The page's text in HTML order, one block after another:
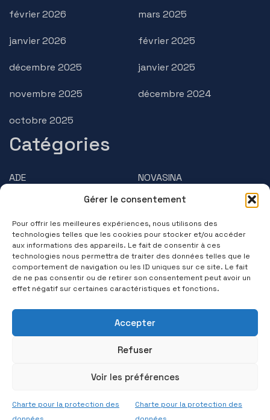
Gérer le consentement
Pour offrir les meilleures expériences, nous utilisons des
technologies telles que les cookies pour stocker et/ou accéder
aux informations des appareils. Le fait de consentir à ces
technologies nous permettra de traiter des données telles que le
comportement de navigation ou les ID uniques sur ce site. Le fait
de ne pas consentir ou de retirer son consentement peut avoir un
effet négatif sur certaines caractéristiques et fonctions.
Accepter
Refuser
Voir les préférences
Charte pour la protection des
Charte pour la protection des
février 2026
janvier 2026
décembre 2025
novembre 2025
octobre 2025
mars 2025
février 2025
janvier 2025
décembre 2024
Catégories
ADE
BRUSS
NOVASINA
PRECISA
Questions/Réponses
Contactez-nous
(+33) 01 39 11 55 75
Suivez-nous
© 2026 PRECISA FRANCE. Tous Droits Réservés
Agence Cleever